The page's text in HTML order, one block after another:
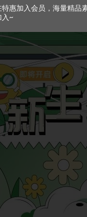
特惠加入会员，海量精品
入~